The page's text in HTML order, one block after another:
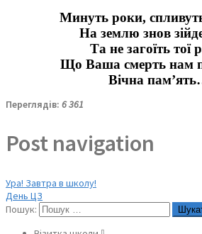
Минуть роки,
На землю знов
Та не загоїть тої
Що Ваша смерть нам
Вічна
Переглядів: 6 361
Post navigation
Ура! Завтра в школу!
День ЦЗ
Пошук: